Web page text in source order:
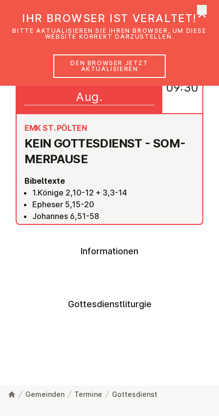
KEIN GOT­TES­DIENST - SOM­
MER­PAU­SE
EMK ST. PÖLTEN
Bibeltexte
1.Könige 2,10-12 + 3,3-14
Epheser 5,15-20
Johannes 6,51-58
15
Aug.
09:30
Informationen
Gottesdienstliturgie
Gemeinden Termine Gottesdienst
IHR BROWSER IST VERALTET!
BITTE AKTUALISIEREN SIE IHREN BROWSER, UM DIESE
WEBSITE KORREKT DARZUSTELLEN.
DEN BROWSER JETZT
AKTUALISIEREN
×